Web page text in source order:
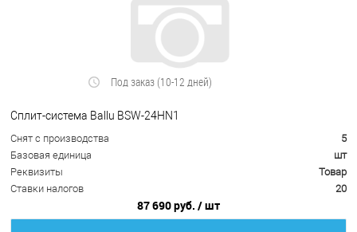
Под заказ (10-12 дней)
Сплит-система Ballu BSW-24HN1
Снят с производства
5
Базовая единица
шт
Реквизиты
Товар
Ставки налогов
20
87 690 руб. / шт